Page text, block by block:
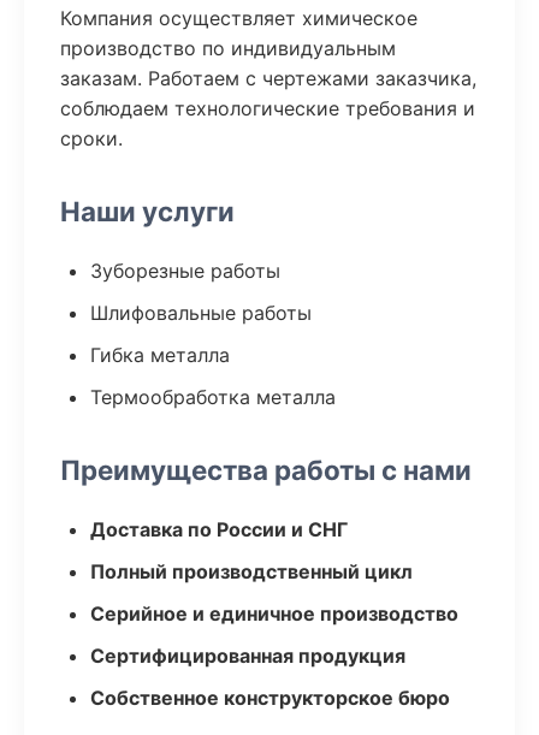
Компания осуществляет химическое
производство по индивидуальным
заказам. Работаем с чертежами заказчика,
соблюдаем технологические требования и
сроки.
Наши услуги
Зуборезные работы
Шлифовальные работы
Гибка металла
Термообработка металла
Преимущества работы с нами
Доставка по России и СНГ
Полный производственный цикл
Серийное и единичное производство
Сертифицированная продукция
Собственное конструкторское бюро